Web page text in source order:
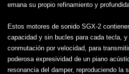
emana su propio refinamiento y
Estos motores de sonido SGX-2
capacidad y sin bucles para cada tecla,
conmutación por velocidad, para
poderosa expresividad de un piano
resonancia del damper, reproduciendo la